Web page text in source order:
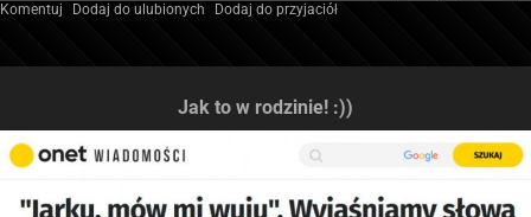
Komentuj Dodaj do ulubionych Dodaj do przyjaciół
Jak to w rodzinie! :))